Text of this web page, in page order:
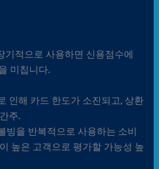
기적으로 사용하면 신용점수에
미칩니다.
인해 카드 한도가 소진되고, 상환
주.
빙을 반복적으로 사용하는 소비
높은 고객으로 평가할 가능성 높